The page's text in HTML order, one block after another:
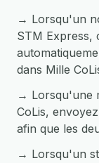
→ Lorsqu'un
STM Express,
dans Mille
→ Lorsqu'une
CoLis,
afin que les
→ Lorsqu'un